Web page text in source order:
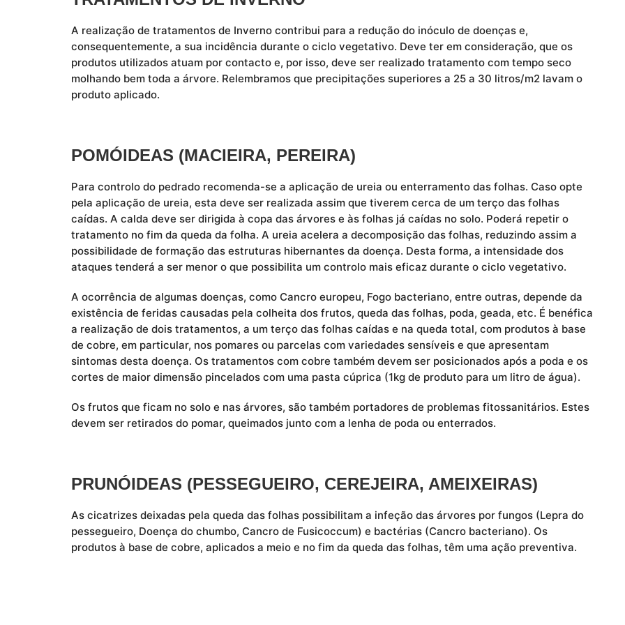
A realização de tratamentos de Inverno contribui para a redução do inóculo de doenças e,
consequentemente, a sua incidência durante o ciclo vegetativo. Deve ter em consideração, que os
produtos utilizados atuam por contacto e, por isso, deve ser realizado tratamento com tempo seco
molhando bem toda a árvore. Relembramos que precipitações superiores a 25 a 30 litros/m2 lavam o
produto aplicado.
POMÓIDEAS (MACIEIRA, PEREIRA)
Para controlo do pedrado recomenda-se a aplicação de ureia ou enterramento das folhas. Caso opte
pela aplicação de ureia, esta deve ser realizada assim que tiverem cerca de um terço das folhas
caídas. A calda deve ser dirigida à copa das árvores e às folhas já caídas no solo. Poderá repetir o
tratamento no fim da queda da folha. A ureia acelera a decomposição das folhas, reduzindo assim a
possibilidade de formação das estruturas hibernantes da doença. Desta forma, a intensidade dos
ataques tenderá a ser menor o que possibilita um controlo mais eficaz durante o ciclo vegetativo.
A ocorrência de algumas doenças, como Cancro europeu, Fogo bacteriano, entre outras, depende da
existência de feridas causadas pela colheita dos frutos, queda das folhas, poda, geada, etc. É benéfica
a realização de dois tratamentos, a um terço das folhas caídas e na queda total, com produtos à base
de cobre, em particular, nos pomares ou parcelas com variedades sensíveis e que apresentam
sintomas desta doença. Os tratamentos com cobre também devem ser posicionados após a poda e os
cortes de maior dimensão pincelados com uma pasta cúprica (1kg de produto para um litro de água).
Os frutos que ficam no solo e nas árvores, são também portadores de problemas fitossanitários. Estes
devem ser retirados do pomar, queimados junto com a lenha de poda ou enterrados.
PRUNÓIDEAS (PESSEGUEIRO, CEREJEIRA, AMEIXEIRAS)
As cicatrizes deixadas pela queda das folhas possibilitam a infeção das árvores por fungos (Lepra do
pessegueiro, Doença do chumbo, Cancro de Fusicoccum) e bactérias (Cancro bacteriano). Os
produtos à base de cobre, aplicados a meio e no fim da queda das folhas, têm uma ação preventiva.